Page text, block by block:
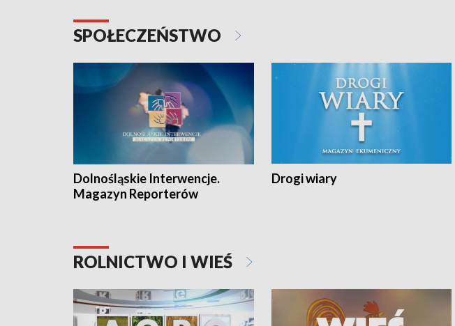
SPOŁECZEŃSTWO
Dolnośląskie Interwencje.
Magazyn Reporterów
Drogi wiary
ROLNICTWO I WIEŚ